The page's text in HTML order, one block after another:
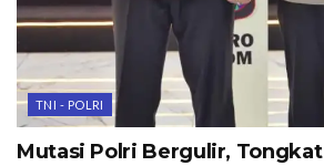
TNI - POLRI
Mutasi Polri Bergulir,